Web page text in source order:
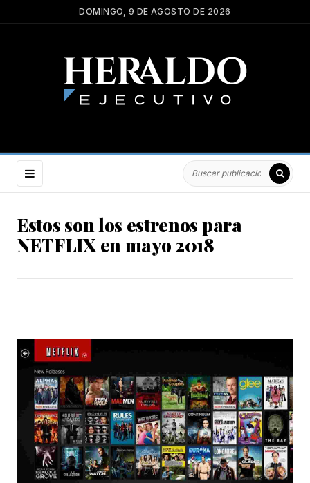
DOMINGO, 9 DE AGOSTO DE 2026
Estos son los estrenos para
NETFLIX en mayo 2018